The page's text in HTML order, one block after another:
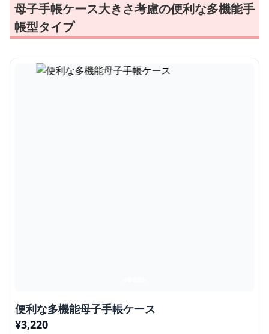
母子手帳ケース大きさ考慮の便利な多機能手
帳型タイプ
便利な多機能母子手帳ケース
¥3,220